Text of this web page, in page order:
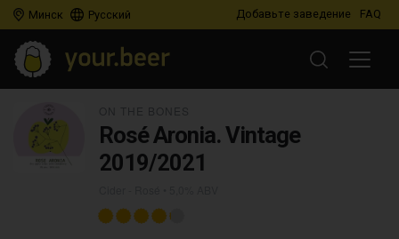
Минск Русский Добавьте заведение FAQ
Rosé Aronia. Vintage
2019/2021